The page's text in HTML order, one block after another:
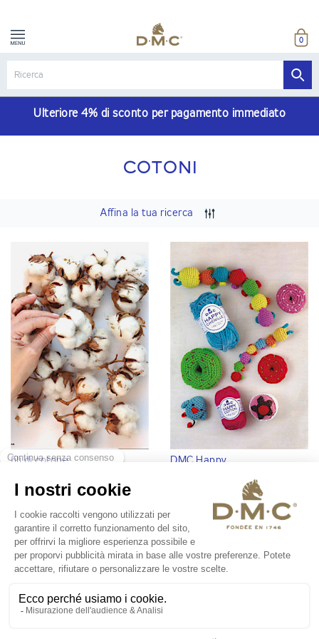
0
Ulteriore 4% di sconto per pagamento immediato
COTONI
Affina la tua ricerca
fili di cotone DMC Happy
Spedizione gratuita ordini sup.
180€
A PROPOSITO DI DMC